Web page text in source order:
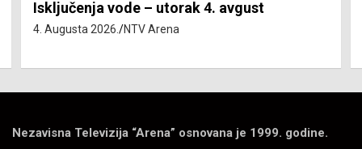
Isključenja vode – utorak 4. avgust
4. Augusta 2026. NTV Arena
Nezavisna Televizija “Arena” osnovana je 1999. godine.